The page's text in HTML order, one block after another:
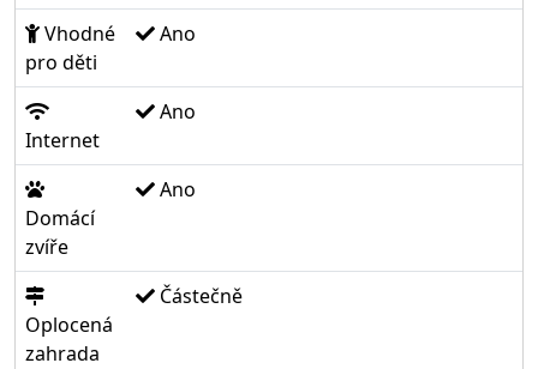
Vhodné
pro děti
Ano
Internet
Ano
Domácí
zvíře
Ano
Oplocená
zahrada
Částečně